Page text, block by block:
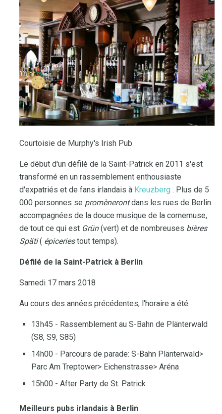
Courtoisie de Murphy's Irish Pub
Le début d'un défilé de la Saint-Patrick en 2011 s'est
transformé en un rassemblement enthousiaste
d'expatriés et de fans irlandais à Kreuzberg . Plus de 5
000 personnes se promènerontdans les rues de Berlin
accompagnées de la douce musique de la cornemuse,
de tout ce qui est Grün(vert) et de nombreuses bières
Späti( épiceriestout temps).
Défilé de la Saint-Patrick à Berlin
Samedi 17 mars 2018
Au cours des années précédentes, l'horaire a été:
13h45 - Rassemblement au S-Bahn de Plänterwald
(S8, S9, S85)
14h00 - Parcours de parade: S-Bahn Plänterwald>
Parc Am Treptower> Eichenstrasse> Aréna
15h00 - After Party de St. Patrick
Meilleurs pubs irlandais à Berlin